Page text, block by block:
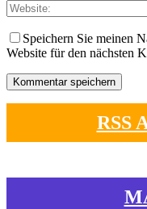
Speichern Sie meinen
Website für den nächsten
RSS